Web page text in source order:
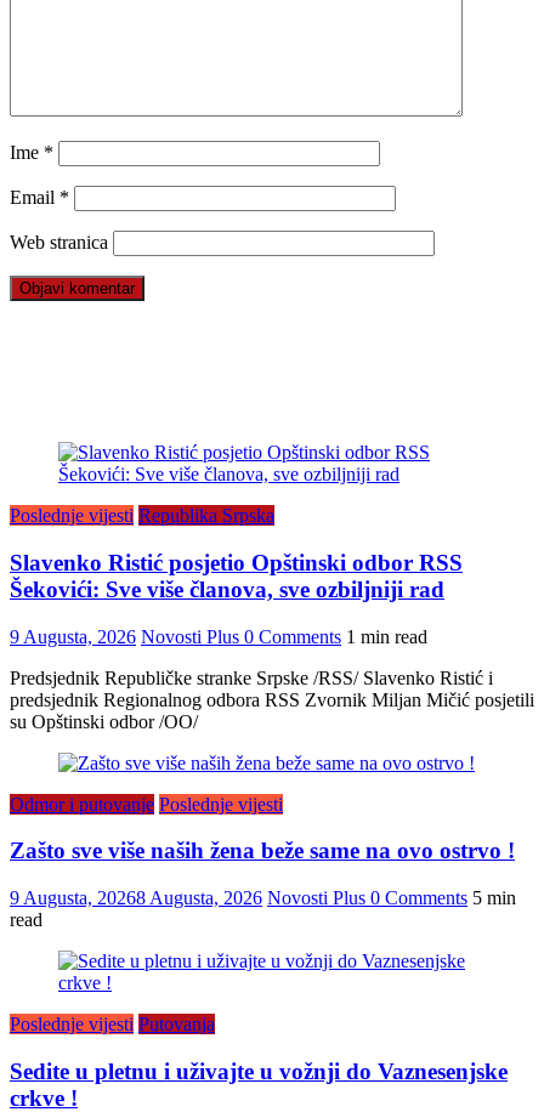
Ime *
Email *
Web stranica
Poslednje vijesti Republika Srpska
Slavenko Ristić posjetio Opštinski odbor RSS
Šekovići: Sve više članova, sve ozbiljniji rad
9 Augusta, 2026 Novosti Plus 0 Comments 1 min read
Predsjednik Republičke stranke Srpske /RSS/ Slavenko Ristić i
predsjednik Regionalnog odbora RSS Zvornik Miljan Mičić posjetili
su Opštinski odbor /OO/
Odmor i putovanje Poslednje vijesti
Zašto sve više naših žena beže same na ovo ostrvo !
9 Augusta, 20268 Augusta, 2026 Novosti Plus 0 Comments 5 min
read
Poslednje vijesti Putovanja
Sedite u pletnu i uživajte u vožnji do Vaznesenjske
crkve !